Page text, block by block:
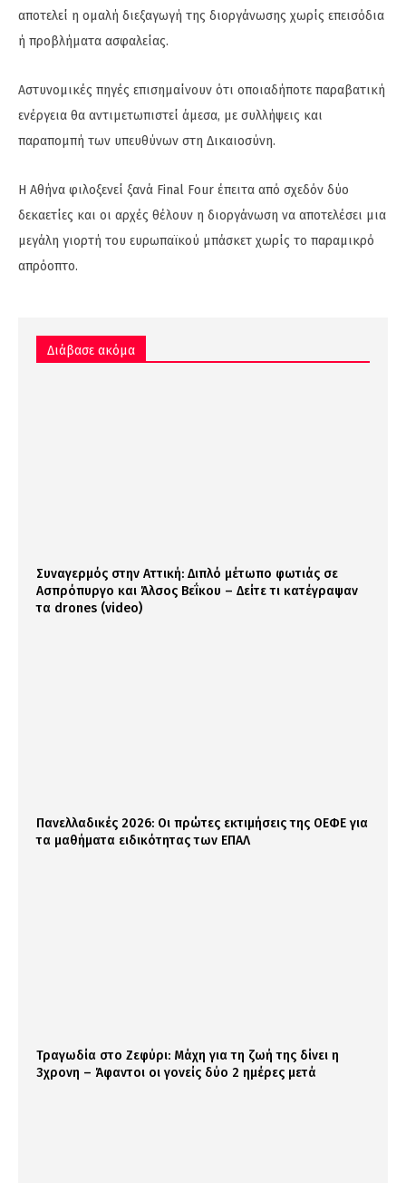
αποτελεί η ομαλή διεξαγωγή της διοργάνωσης χωρίς επεισόδια
ή προβλήματα ασφαλείας.
Αστυνομικές πηγές επισημαίνουν ότι οποιαδήποτε παραβατική
ενέργεια θα αντιμετωπιστεί άμεσα, με συλλήψεις και
παραπομπή των υπευθύνων στη Δικαιοσύνη.
Η Αθήνα φιλοξενεί ξανά Final Four έπειτα από σχεδόν δύο
δεκαετίες και οι αρχές θέλουν η διοργάνωση να αποτελέσει μια
μεγάλη γιορτή του ευρωπαϊκού μπάσκετ χωρίς το παραμικρό
απρόοπτο.
Διάβασε ακόμα
Συναγερμός στην Αττική: Διπλό μέτωπο φωτιάς σε
Ασπρόπυργο και Άλσος Βεΐκου – Δείτε τι κατέγραψαν
τα drones (video)
Πανελλαδικές 2026: Οι πρώτες εκτιμήσεις της ΟΕΦΕ για
τα μαθήματα ειδικότητας των ΕΠΑΛ
Τραγωδία στο Ζεφύρι: Μάχη για τη ζωή της δίνει η
3χρονη – Άφαντοι οι γονείς δύο 2 ημέρες μετά